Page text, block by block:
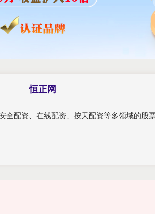
恒正网
配资、在线配资、按天配资等多领域的股